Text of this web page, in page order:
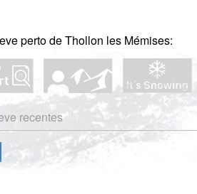
perto de Thollon les Mémises:
recentes